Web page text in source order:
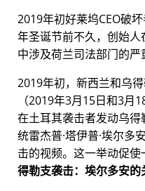
2019年初好莱坞CEO破
年圣诞节前不久，创始
中涉及荷兰司法部门的严
2019年初，新西兰和乌
（2019年3月15日和3
在土耳其袭击者发动乌
统雷杰普·塔伊普·埃尔多
击的视频。这一举动促使
得勒支袭击：埃尔多安的